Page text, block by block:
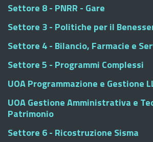
Settore 8 - PNRR - Gare
Settore 3 - Politiche per il
Settore 4 - Bilancio, Farmacie e
Settore 5 - Programmi Complessi
UOA Programmazione e Gestione
UOA Gestione Amministrativa e
Patrimonio
Settore 6 - Ricostruzione Sisma